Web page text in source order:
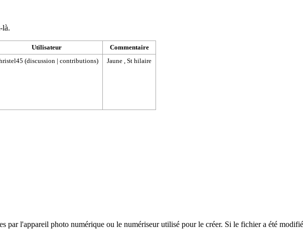
là.
Utilisateur
Commentaire
(discussion | contributions) Jaune , St hilaire
par l'appareil photo numérique ou le numériseur utilisé pour le créer. Si le fichier a été